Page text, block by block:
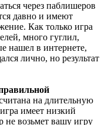
через паблишеров
давно и имеют
Как только игра
много гуглил,
нашел в интернете,
лично, но результат
на длительную
имеет низкий
не возьмет вашу игру